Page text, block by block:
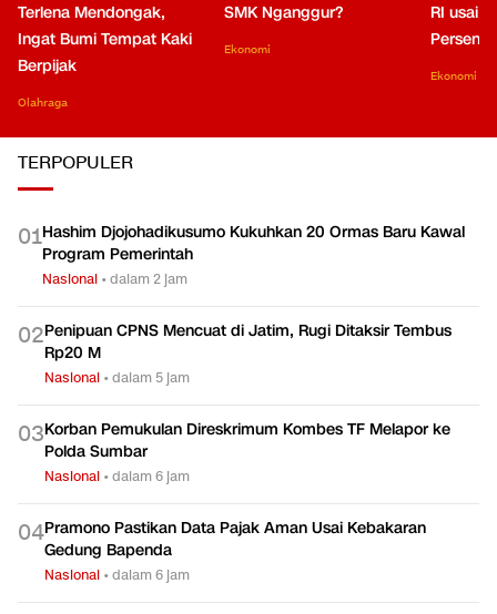
Terlena Mendongak,
Ingat Bumi Tempat Kaki
Berpijak
Olahraga
SMK Nganggur?
Ekonomi
RI usai
Persen
Ekonomi
TERPOPULER
01Hashim Djojohadikusumo Kukuhkan 20 Ormas Baru Kawal
Program Pemerintah
Nasional •dalam 2 jam
02Penipuan CPNS Mencuat di Jatim, Rugi Ditaksir Tembus
Rp20 M
Nasional •dalam 5 jam
03Korban Pemukulan Direskrimum Kombes TF Melapor ke
Polda Sumbar
Nasional •dalam 6 jam
04Pramono Pastikan Data Pajak Aman Usai Kebakaran
Gedung Bapenda
Nasional •dalam 6 jam